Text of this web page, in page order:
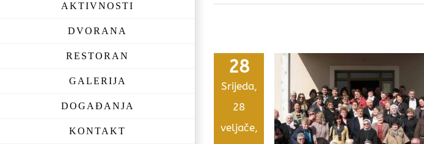
AKTIVNOSTI
DVORANA
RESTORAN
GALERIJA
DOGAĐANJA
KONTAKT
28
Srijeda,
28
veljače,